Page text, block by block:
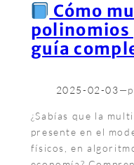
Cómo
polinomios
guía
2025-02-03—
¿Sabías que la
presente en el
físicos, en